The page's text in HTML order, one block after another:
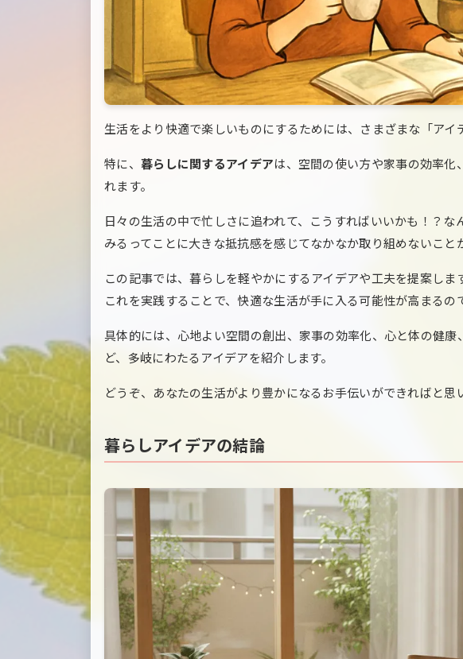
生活をより快適で楽しいものにするためには、さまざまな「アイ
特に、 暮らしに関するアイデアは、空間の使い方や家事の効率
れます。
日々の生活の中で忙しさに追われて、こうすればいいかも！？な
みるってことに大きな抵抗感を感じてなかなか取り組めないこと
この記事では、暮らしを軽やかにするアイデアや工夫を提案しま
これを実践することで、快適な生活が手に入る可能性が高まるの
具体的には、心地よい空間の創出、家事の効率化、心と体の健
ど、多岐にわたるアイデアを紹介します。
どうぞ、あなたの生活がより豊かになるお手伝いができればと思
暮らしアイデアの結論